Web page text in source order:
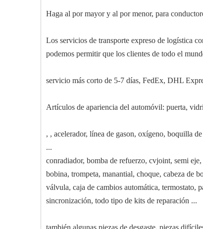
Haga al por mayor y al por menor, para
Los servicios de transporte expreso de logística
podemos permitir que los clientes de todo el
servicio más corto de 5-7 días, FedEx, DHL
Artículos de apariencia del automóvil: puerta,
, , acelerador, línea de gason, oxígeno, boquilla
...
conradiador, bomba de refuerzo, cvjoint, semi
bobina, trompeta, manantial, choque, cabeza de
válvula, caja de cambios automática, termostato,
sincronización, todo tipo de kits de reparación ...
también algunas piezas de desgaste, piezas